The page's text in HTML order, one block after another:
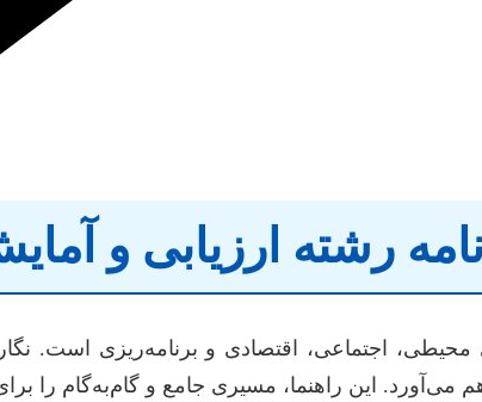
رشته ارزیابی و
اجتماعی، اقتصادی و برنامه‌ریزی است.
می‌آورد. این راهنما، مسیری جامع و گام‌به‌گام را